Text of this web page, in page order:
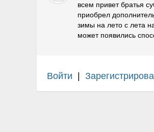
всем привет братья
приобрел
зимы на лето с лета
может появились
Войти